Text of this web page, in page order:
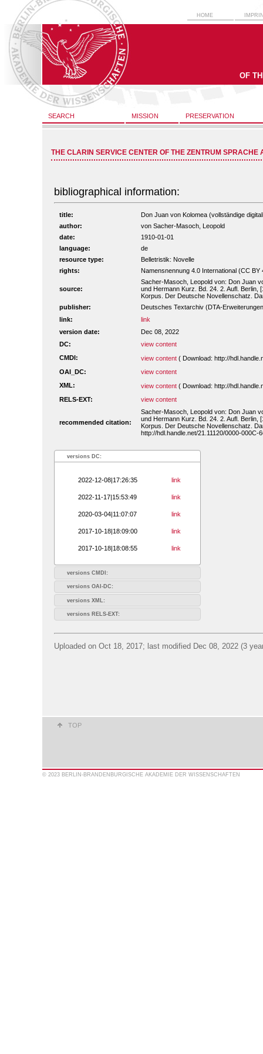
HOME
OF
SEARCH MISSION PRESERVATION
THE CLARIN SERVICE CENTER OF THE ZENTRUM SPRACHE
bibliographical information:
title:
Don Juan von Kolomea (vollständige
author:
von Sacher-Masoch, Leopold
date:
1910-01-01
language:
de
resource type:
Belletristik: Novelle
rights:
Namensnennung 4.0 International (CC BY
source:
Sacher-Masoch, Leopold von: Don Juan
und Hermann Kurz. Bd. 24. 2. Aufl. Berlin,
Korpus. Der Deutsche Novellenschatz.
publisher:
Deutsches Textarchiv (DTA-
link:
link
version date:
Dec 08, 2022
DC:
view content
CMDI:
view content ( Download: http://
OAI_DC:
view content
XML:
view content ( Download: http://
RELS-EXT:
view content
recommended citation:
Sacher-Masoch, Leopold von: Don Juan
und Hermann Kurz. Bd. 24. 2. Aufl. Berlin,
Korpus. Der Deutsche Novellenschatz.
http://hdl.handle.net/21.11120/0000-000C-
versions DC:
2022-12-08|17:26:35 link
2022-11-17|15:53:49 link
2020-03-04|11:07:07 link
2017-10-18|18:09:00 link
2017-10-18|18:08:55 link
versions CMDI:
versions OAI-DC:
versions XML:
versions RELS-EXT:
Uploaded on Oct 18, 2017; last modified Dec 08, 2022 (3
TOP
© 2023 BERLIN-BRANDENBURGISCHE AKADEMIE DER WISSENSCHAFTEN